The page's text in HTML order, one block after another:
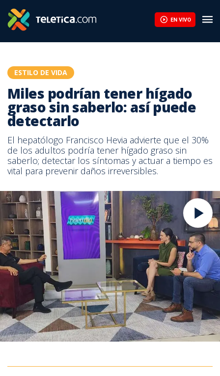
EN VIVO
ESTILO DE VIDA
Miles podrían tener hígado
graso sin saberlo: así puede
detectarlo
El hepatólogo Francisco Hevia advierte que el 30%
de los adultos podría tener hígado graso sin
saberlo; detectar los síntomas y actuar a tiempo es
vital para prevenir daños irreversibles.